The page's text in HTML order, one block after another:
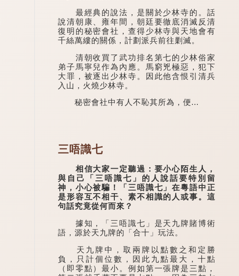
最經典的說法，是關於少林寺的。話
說清朝康、雍年間，朝廷要徹底消滅反清
復明的秘密會社，查得少林寺與天地會有
千絲萬縷的關係，計劃派兵前往剿滅。
清朝收買了武功排名第七的少林俗家
弟子馬寧兒作為內應。馬窮兇極惡，犯下
大罪，被逐出少林寺。因此他含恨引清兵
入山，火燒少林寺。
秘密會社中有人不恥其所為，便...
三唔識七
相信大家一定聽過：要小心陌生人，
與自己「三唔識七」的人說話要特別留
神，小心被騙！「三唔識七」在粵語中正
是形容互不相干、素不相識的人或事。這
句話究竟從何而來？
據知，「三唔識七」是天九牌賭博術
語，源於天九牌的「合十」玩法。
天九牌中，取兩牌以點數之和定勝
負，只計個位數，因此九點最大，十點
（即零點）最小。例如第一張牌是三點，